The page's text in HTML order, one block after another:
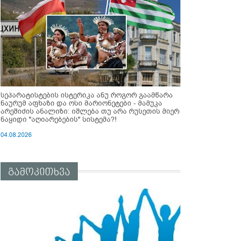
სეპარატისტების ისტერიკა ანუ როგორ გაამწარა
ნაურუმ აფხაზი და ოსი მარიონეტები - მამუკა
არეშიძის ანალიზი: იშლება თუ არა რუსეთის მიერ
ნაყიდი "აღიარებების" სისტემა?!
04.08.2026
გამოკითხვა